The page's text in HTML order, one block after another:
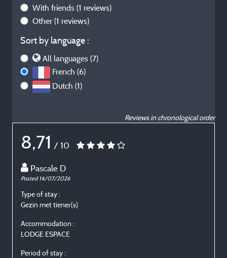
With friends (1 reviews)
Other (1 reviews)
Sort by language :
All languages (7)
French (6)
Dutch (1)
Reviews in chronological order
8,71 / 10
Pascale D
Posted 14/07/2026
Type of stay :
Gezin met tiener(s)
Accommodation :
LODGE ESPACE
Period of stay :